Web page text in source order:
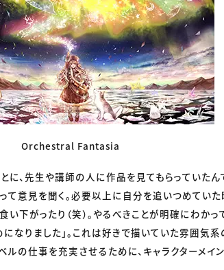
Orchestral Fantasia
、先生や講師の人に作品を見てもらっていたん
て意見を聞く。必要以上に自分を追いつめてい
い下がったり（笑）。やるべきことが明確にわか
なりました」。これは好きで描いていた雰囲気
ルの仕事を充実させるために、キャラクターメ